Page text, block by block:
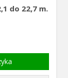
do 22,7 m.